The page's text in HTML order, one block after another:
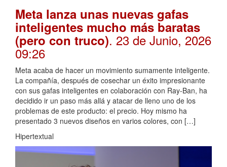
Meta lanza unas nuevas gafas
inteligentes mucho más baratas
(pero con truco). 23 de Junio, 2026
09:26
Meta acaba de hacer un movimiento sumamente inteligente.
La compañía, después de cosechar un éxito impresionante
con sus gafas inteligentes en colaboración con Ray-Ban, ha
decidido ir un paso más allá y atacar de lleno uno de los
problemas de este producto: el precio. Hoy mismo ha
presentado 3 nuevos diseños en varios colores, con […]
Hipertextual